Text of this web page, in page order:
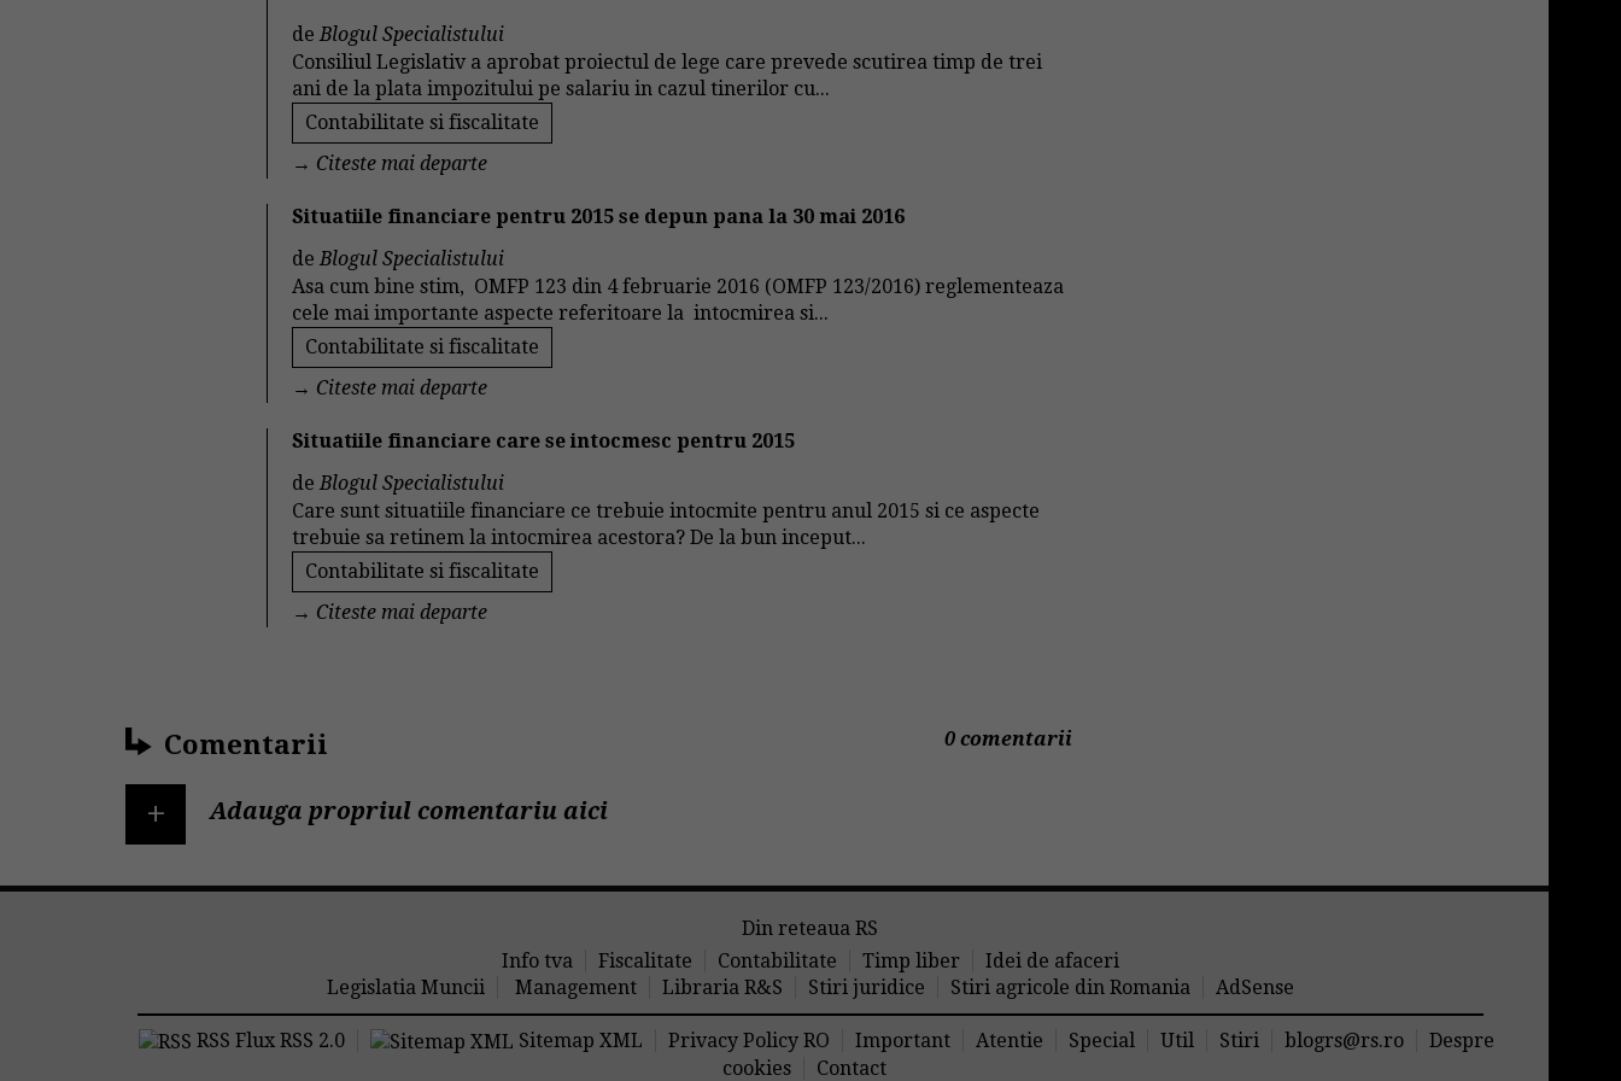
deBlogul Specialistului
Consiliul Legislativ a aprobat proiectul de lege care prevede scutirea timp de trei
ani de la plata impozitului pe salariu in cazul tinerilor cu...
Contabilitate si fiscalitate
→ Citeste mai departe
Situatiile financiare pentru 2015 se depun pana la 30 mai 2016
deBlogul Specialistului
Asa cum bine stim, OMFP 123 din 4 februarie 2016 (OMFP 123/2016) reglementeaza
cele mai importante aspecte referitoare la intocmirea si...
Contabilitate si fiscalitate
→ Citeste mai departe
Situatiile financiare care se intocmesc pentru 2015
deBlogul Specialistului
Care sunt situatiile financiare ce trebuie intocmite pentru anul 2015 si ce aspecte
trebuie sa retinem la intocmirea acestora? De la bun inceput...
Contabilitate si fiscalitate
→ Citeste mai departe
Comentarii 0 comentarii
+ Adauga propriul comentariu aici
Din reteaua RS
Info tva
Fiscalitate Contabilitate Timp liber
Idei de afaceri
Legislatia Muncii
Management Libraria R&S Stiri juridice Stiri agricole din Romania AdSense
RSS Flux RSS 2.0 Sitemap XML Privacy Policy RO Important Atentie Special Util Stiri blogrs@rs.ro
Despre
cookies
Contact